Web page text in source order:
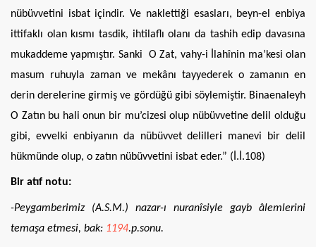
nübüvvetini isbat içindir. Ve naklettiği esasları, beyn-el enbiya
ittifaklı olan kısmı tasdik, ihtilaflı olanı da tashih edip davasına
mukaddeme yapmıştır. Sanki O Zat, vahy-i İlahînin ma’kesi olan
masum ruhuyla zaman ve mekânı tayyederek o zamanın en
derin derelerine girmiş ve gördüğü gibi söylemiştir. Binaenaleyh
O Zatın bu hali onun bir mu’cizesi olup nübüvvetine delil olduğu
gibi, evvelki enbiyanın da nübüvvet delilleri manevi bir delil
hükmünde olup, o zatın nübüvvetini isbat eder.” (İ.İ.108)
Bir atıf notu:
-Peygamberimiz (A.S.M.) nazar-ı nuranîsiyle gayb âlemlerini
temaşa etmesi, bak: 1194.p.sonu.